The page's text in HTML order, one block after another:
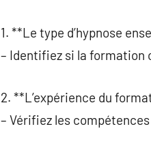
1. **Le type d’hypnose
– Identifiez si la formation
2. **L’expérience du
– Vérifiez les